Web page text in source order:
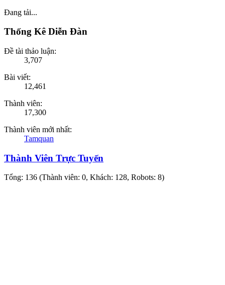
Đang tải...
Thống Kê Diễn Đàn
Đề tài thảo luận:
3,707
Bài viết:
12,461
Thành viên:
17,300
Thành viên mới nhất:
Tamquan
Thành Viên Trực Tuyến
Tổng: 136 (Thành viên: 0, Khách: 128, Robots: 8)